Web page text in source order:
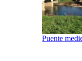
Puente